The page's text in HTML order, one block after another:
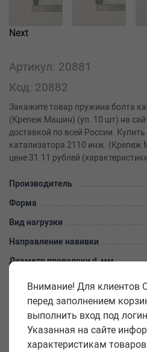
Next
Артикул: 20881
Код: 20882
Закажите товар пружина болта
(Крепеж Машин) (уп. 10 шт) на
доставкой по всей России.
катализатора 2110 инж.
цене 31.11 рублей
Производитель
Форма
Вид нагрузки
Направление навивки
Диаметр проволоки d, мм
Диаметр пружины наружный
Диаметр пружины внутренний
Диаметр пружины конической
Диаметр пружины конической
Внимание! Для клиентов
перед заполнением
выполнить вход под
Указанная на сайте
характеристикам